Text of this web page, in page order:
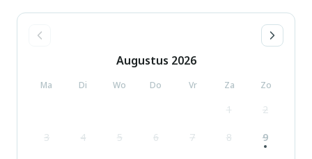
Augustus 2026
Ma Di Wo Do Vr Za Zo
1 2
3 4 5 6 7 8 9